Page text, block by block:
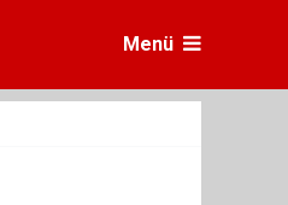
Menü